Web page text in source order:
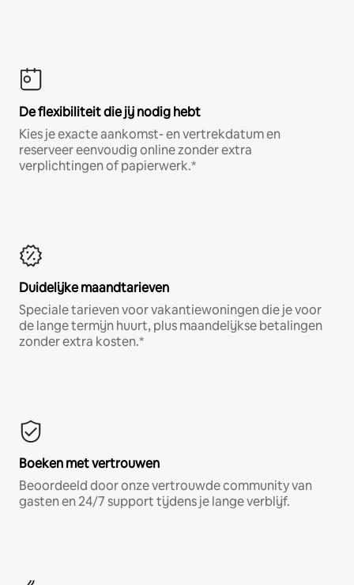
De flexibiliteit die jij nodig hebt
Kies je exacte aankomst- en vertrekdatum en
reserveer eenvoudig online zonder extra
verplichtingen of papierwerk.*
Duidelijke maandtarieven
Speciale tarieven voor vakantiewoningen die je voor
de lange termijn huurt, plus maandelijkse betalingen
zonder extra kosten.*
Boeken met vertrouwen
Beoordeeld door onze vertrouwde community van
gasten en 24/7 support tijdens je lange verblijf.